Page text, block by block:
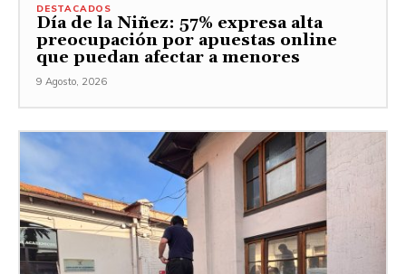
DESTACADOS
Día de la Niñez: 57% expresa alta
preocupación por apuestas online
que puedan afectar a menores
9 Agosto, 2026